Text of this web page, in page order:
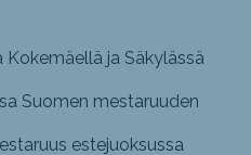
Kokemäellä ja Säkylässä
Suomen mestaruuden
estejuoksussa